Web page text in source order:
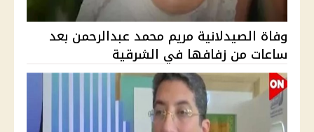
وفاة الصيدلانية مريم محمد عبدالرحمن بعد
ساعات من زفافها في الشرقية